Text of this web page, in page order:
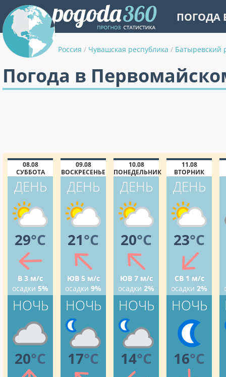
ПОГОДА
Россия / Чувашская республика / Батыревский
Погода в
08.08
СУББОТА
ДЕНЬ
29°C
В 3 м/с
осадки 5%
НОЧЬ
20°C
09.08
ВОСКРЕСЕНЬЕ
ДЕНЬ
21°C
ЮВ 5 м/с
осадки 9%
НОЧЬ
17°C
10.08
ПОНЕДЕЛЬНИК
ДЕНЬ
20°C
ЮВ 7 м/с
осадки 2%
НОЧЬ
14°C
11.08
ВТОРНИК
ДЕНЬ
23°C
СВ 1 м/с
осадки 2%
НОЧЬ
16°C